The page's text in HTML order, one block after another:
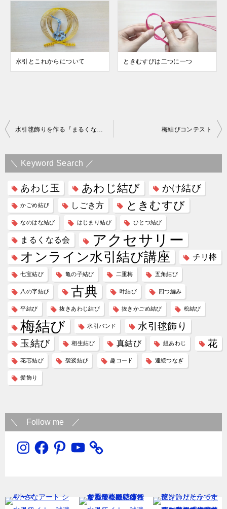
水引とこれからについて ときむすびは二つに一つ
投
ナ
ゲ
ー
シ
ョ
ン
水引毬飾りを作る『まるくなる会』開催&東京駅丸の内KITTEの水引ツリー見学へ 梅結びコンテスト
＼ Keyword Search ／
あわじ玉 あわじ結び かけ結び
かごめ結び しごき方 ときむすび
なのはな結び はじまり結び ひとつ結び
まるくなる会 アクセサリー
オンライン水引結び講座 チリ棒
七宝結び 亀の子結び 二重梅 五角結び
八の字結び 古典 叶結び 四つ編み
平結び 抜きあわじ結び 抜きかごめ結び 松結び
梅結び 水引バンド
水引毬飾り
玉結び
相生結び 真結び 組あわじ 花
花芯結び 袈裟結び 趣コード 連続つなぎ
髪飾り
＼ Follow me ／
InstagramFacebookPinterestYouTube